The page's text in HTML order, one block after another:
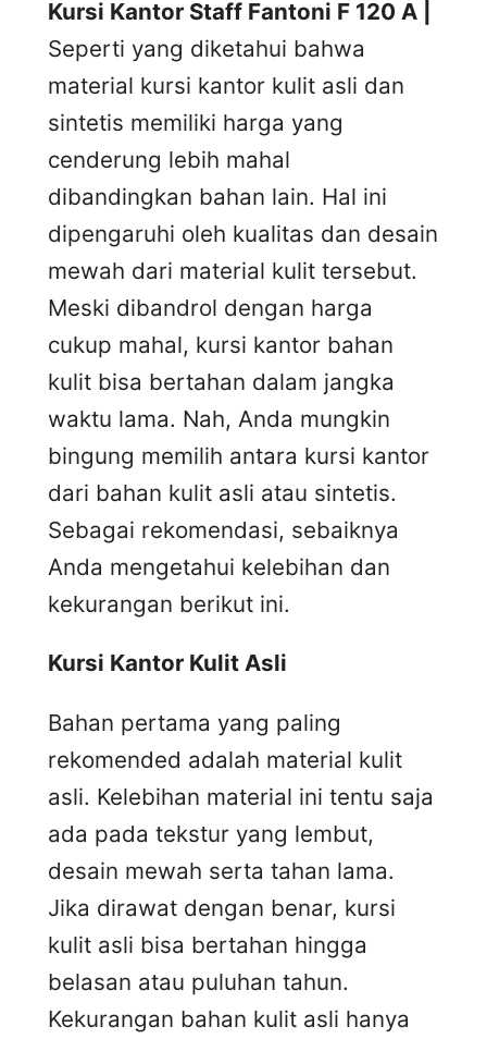
Kursi Kantor Staff Fantoni F 120 A |
Seperti yang diketahui bahwa
material kursi kantor kulit asli dan
sintetis memiliki harga yang
cenderung lebih mahal
dibandingkan bahan lain. Hal ini
dipengaruhi oleh kualitas dan desain
mewah dari material kulit tersebut.
Meski dibandrol dengan harga
cukup mahal, kursi kantor bahan
kulit bisa bertahan dalam jangka
waktu lama. Nah, Anda mungkin
bingung memilih antara kursi kantor
dari bahan kulit asli atau sintetis.
Sebagai rekomendasi, sebaiknya
Anda mengetahui kelebihan dan
kekurangan berikut ini.
Kursi Kantor Kulit Asli
Bahan pertama yang paling
rekomended adalah material kulit
asli. Kelebihan material ini tentu saja
ada pada tekstur yang lembut,
desain mewah serta tahan lama.
Jika dirawat dengan benar, kursi
kulit asli bisa bertahan hingga
belasan atau puluhan tahun.
Kekurangan bahan kulit asli hanya